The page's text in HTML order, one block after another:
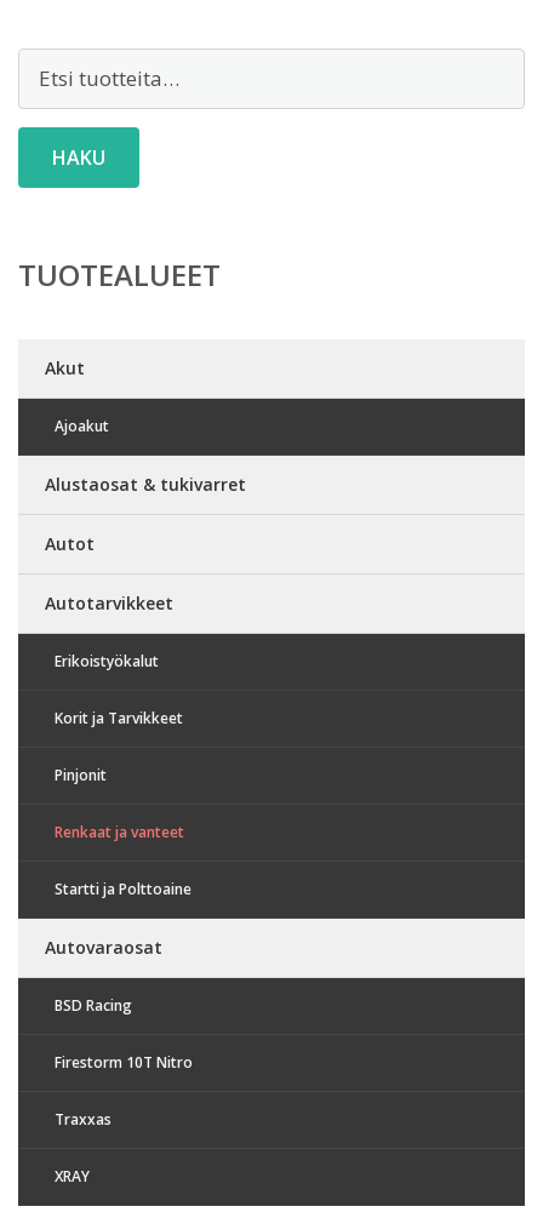
Etsi:
HAKU
TUOTEALUEET
Akut
Ajoakut
Alustaosat & tukivarret
Autot
Autotarvikkeet
Erikoistyökalut
Korit ja Tarvikkeet
Pinjonit
Renkaat ja vanteet
Startti ja Polttoaine
Autovaraosat
BSD Racing
Firestorm 10T Nitro
Traxxas
XRAY